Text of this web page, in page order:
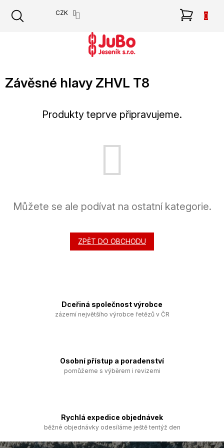
obsah
CZK
Závěsné hlavy ZHVL T8
Produkty teprve připravujeme.
Můžete se ale podívat na ostatní kategorie.
ZPĚT DO OBCHODU
Dceřiná společnost výrobce
zázemí největšího výrobce řetězů v ČR
Osobní přístup a poradenství
pomůžeme s výběrem i revizemi
Rychlá expedice objednávek
běžné objednávky odesíláme ještě tentýž den